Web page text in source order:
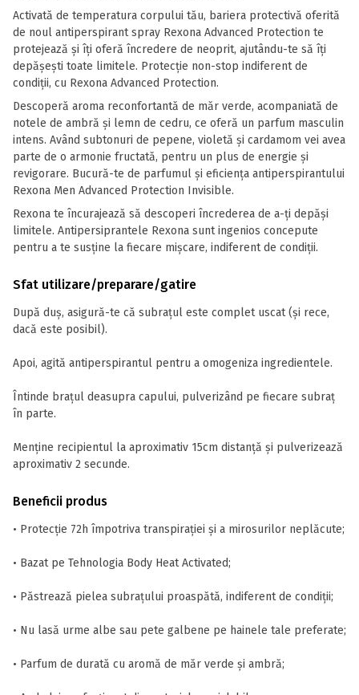
Activată de temperatura corpului tău, bariera protectivă oferită
de noul antiperspirant spray Rexona Advanced Protection te
protejează și îți oferă încredere de neoprit, ajutându-te să îți
depășești toate limitele. Protecție non-stop indiferent de
condiții, cu Rexona Advanced Protection.
Descoperă aroma reconfortantă de măr verde, acompaniată de
notele de ambră și lemn de cedru, ce oferă un parfum masculin
intens. Având subtonuri de pepene, violetă și cardamom vei avea
parte de o armonie fructată, pentru un plus de energie și
revigorare. Bucură-te de parfumul și eficiența antiperspirantului
Rexona Men Advanced Protection Invisible.
Rexona te încurajează să descoperi încrederea de a-ți depăși
limitele. Antipersiprantele Rexona sunt ingenios concepute
pentru a te susține la fiecare mișcare, indiferent de condiții.
Sfat utilizare/preparare/gatire
După duș, asigură-te că subrațul este complet uscat (și rece,
dacă este posibil).
Apoi, agită antiperspirantul pentru a omogeniza ingredientele.
Întinde brațul deasupra capului, pulverizând pe fiecare subraț
în parte.
Menține recipientul la aproximativ 15cm distanță și pulverizează
aproximativ 2 secunde.
Beneficii produs
• Protecție 72h împotriva transpirației și a mirosurilor neplăcute;
• Bazat pe Tehnologia Body Heat Activated;
• Păstrează pielea subrațului proaspătă, indiferent de condiții;
• Nu lasă urme albe sau pete galbene pe hainele tale preferate;
• Parfum de durată cu aromă de măr verde și ambră;